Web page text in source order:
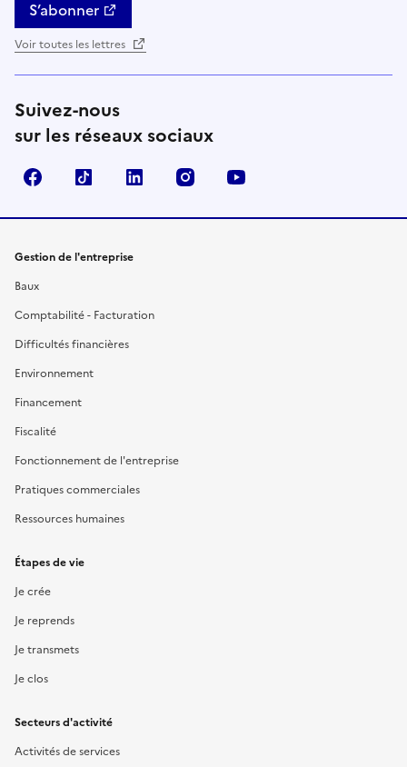
S’abonner
Voir toutes les lettres
Suivez-nous
sur les réseaux sociaux
FacebookTikTok Linkedin Instagram
Gestion de l'entreprise
Baux
Comptabilité - Facturation
Difficultés financières
Environnement
Financement
Fiscalité
Fonctionnement de l'entreprise
Pratiques commerciales
Ressources humaines
Étapes de vie
Je crée
Je reprends
Je transmets
Je clos
Secteurs d'activité
Activités de services